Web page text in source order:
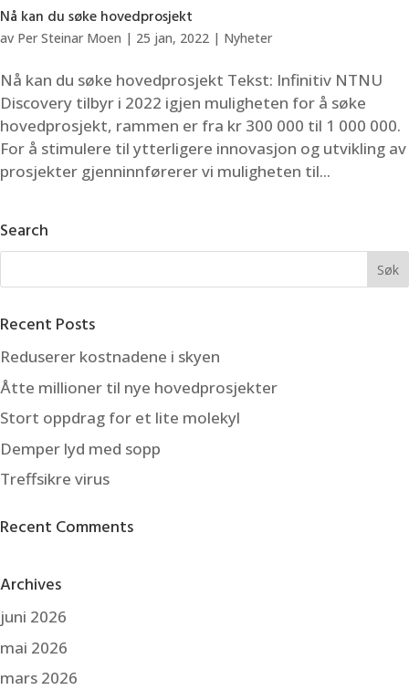
Nå kan du søke hovedprosjekt
av Per Steinar Moen | 25 jan, 2022 | Nyheter
Nå kan du søke hovedprosjekt Tekst: Infinitiv NTNU
Discovery tilbyr i 2022 igjen muligheten for å søke
hovedprosjekt, rammen er fra kr 300 000 til 1 000 000.
For å stimulere til ytterligere innovasjon og utvikling av
prosjekter gjenninnførerer vi muligheten til...
Search
Recent Posts
Reduserer kostnadene i skyen
Åtte millioner til nye hovedprosjekter
Stort oppdrag for et lite molekyl
Demper lyd med sopp
Treffsikre virus
Recent Comments
Archives
juni 2026
mai 2026
mars 2026